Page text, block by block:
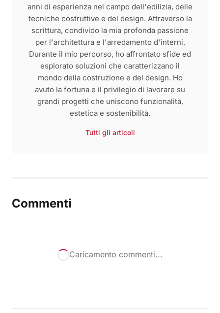
anni di esperienza nel campo dell'edilizia, delle
tecniche costruttive e del design. Attraverso la
scrittura, condivido la mia profonda passione
per l'architettura e l'arredamento d'interni.
Durante il mio percorso, ho affrontato sfide ed
esplorato soluzioni che caratterizzano il
mondo della costruzione e del design. Ho
avuto la fortuna e il privilegio di lavorare su
grandi progetti che uniscono funzionalità,
estetica e sostenibilità.
Tutti gli articoli
Commenti
Caricamento commenti...